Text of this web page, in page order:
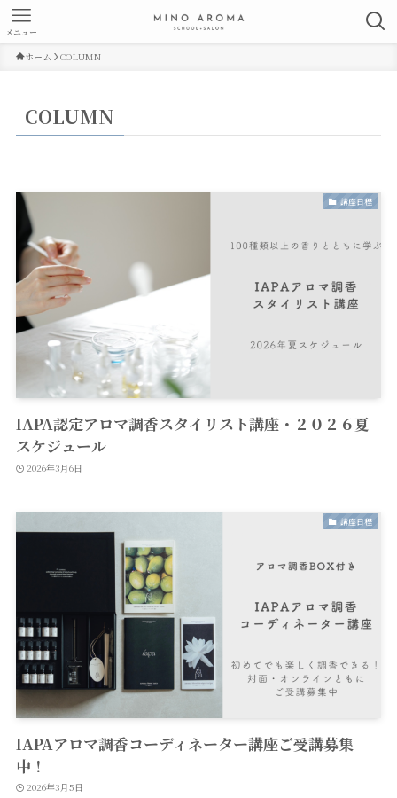
メニュー
ホーム COLUMN
COLUMN
講座日程
IAPA認定アロマ調香スタイリスト講座・２０２６夏
スケジュール
2026年3月6日
講座日程
IAPAアロマ調香コーディネーター講座ご受講募集
中！
2026年3月5日